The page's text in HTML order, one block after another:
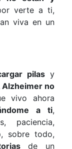
verte a ti,
viva en un
pilasy
Alzheimer no
vivo ahora
a ti,
paciencia,
sobre todo,
de un